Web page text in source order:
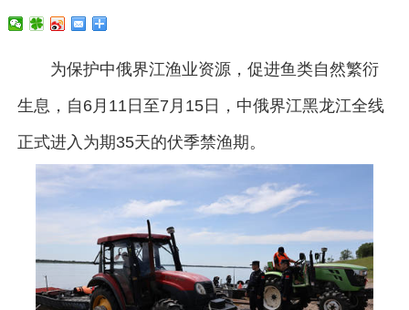
为保护中俄界江渔业资源，促进鱼类自然繁衍
生息，自6月11日至7月15日，中俄界江黑龙江全线
正式进入为期35天的伏季禁渔期。